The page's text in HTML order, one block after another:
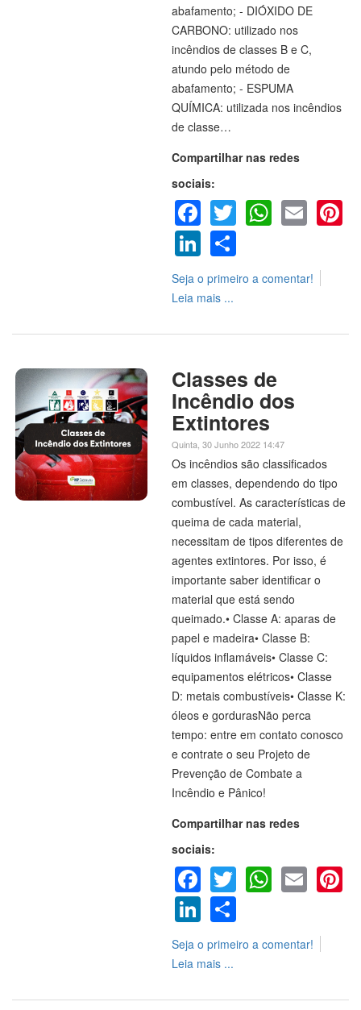
abafamento; - DIÓXIDO DE
CARBONO: utilizado nos
incêndios de classes B e C,
atundo pelo método de
abafamento; - ESPUMA
QUÍMICA: utilizada nos incêndios
de classe…
Compartilhar nas redes
sociais:
Facebook
Twitter
LinkedIn
Seja o primeiro a comentar!
Leia mais ...
Classes de
Incêndio dos
Extintores
Quinta, 30 Junho 2022 14:47
Os incêndios são classificados
em classes, dependendo do tipo
combustível. As características de
queima de cada material,
necessitam de tipos diferentes de
agentes extintores. Por isso, é
importante saber identificar o
material que está sendo
queimado.• Classe A: aparas de
papel e madeira• Classe B:
líquidos inflamáveis• Classe C:
equipamentos elétricos• Classe
D: metais combustíveis• Classe K:
óleos e gordurasNão perca
tempo: entre em contato conosco
e contrate o seu Projeto de
Prevenção de Combate a
Incêndio e Pânico!
Compartilhar nas redes
sociais:
Facebook
Twitter
LinkedIn
Share
Seja o primeiro a comentar!
Leia mais ...